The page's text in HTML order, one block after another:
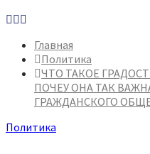
Youtube
Vk
Главная
Политика
ЧТО ТАКОЕ
ПОЧЕУ ОНА ТАК
ГРАЖДАНСКОГО
Политика